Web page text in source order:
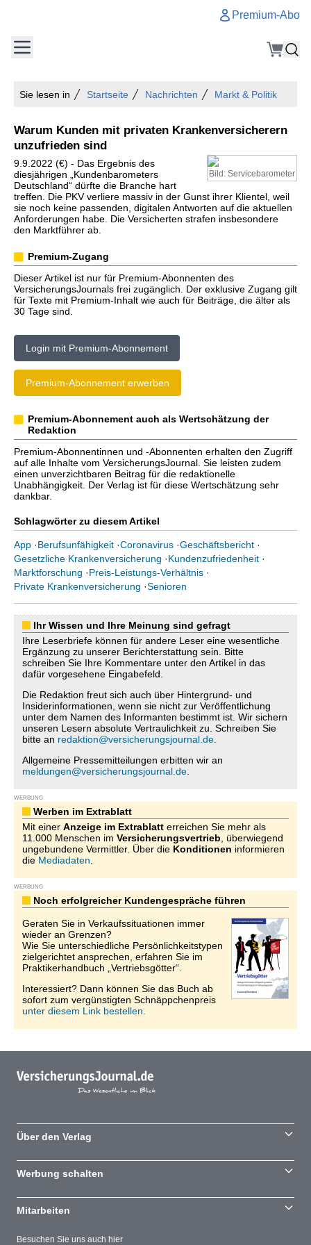
Premium-Abo
Sie lesen in Startseite Nachrichten Markt & Politik
Warum Kunden mit privaten Krankenversicherern
unzufrieden sind
Bild: Servicebarometer
9.9.2022 (€) - Das Ergebnis des
diesjährigen „Kundenbarometers
Deutschland“ dürfte die Branche hart
treffen. Die PKV verliere massiv in der Gunst ihrer Klientel, weil
sie noch keine passenden, digitalen Antworten auf die aktuellen
Anforderungen habe. Die Versicherten strafen insbesondere
den Marktführer ab.
Premium-Zugang
Dieser Artikel ist nur für Premium-Abonnenten des
VersicherungsJournals frei zugänglich. Der exklusive Zugang gilt
für Texte mit Premium-Inhalt wie auch für Beiträge, die älter als
30 Tage sind.
Login mit Premium-Abonnement
Premium-Abonnement erwerben
Premium-Abonnement auch als Wertschätzung der
Redaktion
Premium-Abonnentinnen und -Abonnenten erhalten den Zugriff
auf alle Inhalte vom VersicherungsJournal. Sie leisten zudem
einen unverzichtbaren Beitrag für die redaktionelle
Unabhängigkeit. Der Verlag ist für diese Wertschätzung sehr
dankbar.
Schlagwörter zu diesem Artikel
App ·Berufsunfähigkeit ·Coronavirus ·Geschäftsbericht ·
Gesetzliche Krankenversicherung ·Kundenzufriedenheit ·
Marktforschung ·Preis-Leistungs-Verhältnis ·
Private Krankenversicherung ·Senioren
Ihr Wissen und Ihre Meinung sind gefragt
Ihre Leserbriefe können für andere Leser eine wesentliche
Ergänzung zu unserer Berichterstattung sein. Bitte
schreiben Sie Ihre Kommentare unter den Artikel in das
dafür vorgesehene Eingabefeld.
Die Redaktion freut sich auch über Hintergrund- und
Insiderinformationen, wenn sie nicht zur Veröffentlichung
unter dem Namen des Informanten bestimmt ist. Wir sichern
unseren Lesern absolute Vertraulichkeit zu. Schreiben Sie
bitte an redaktion@versicherungsjournal.de
Allgemeine Pressemitteilungen erbitten wir an
meldungen@versicherungsjournal.de
WERBUNG
Werben im Extrablatt
Mit einer Anzeige im Extrablatt erreichen Sie mehr als
11.000 Menschen im Versicherungsvertrieb , überwiegend
ungebundene Vermittler. Über die Konditionen informieren
die Mediadaten
WERBUNG
Noch erfolgreicher Kundengespräche führen
Geraten Sie in Verkaufssituationen immer
wieder an Grenzen?
Wie Sie unterschiedliche Persönlichkeitstypen
zielgerichtet ansprechen, erfahren Sie im
Praktikerhandbuch „Vertriebsgötter“.
Interessiert? Dann können Sie das Buch ab
sofort zum vergünstigten Schnäppchenpreis
unter diesem Link bestellen.
Besuchen Sie uns auch hier
Über den Verlag
Werbung schalten
Mitarbeiten